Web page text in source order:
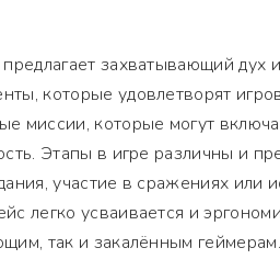
захватывающий
которые удовлетворят
миссии, которые могут
Этапы в игре различны и
участие в сражениях
легко усваивается и
так и закалённым